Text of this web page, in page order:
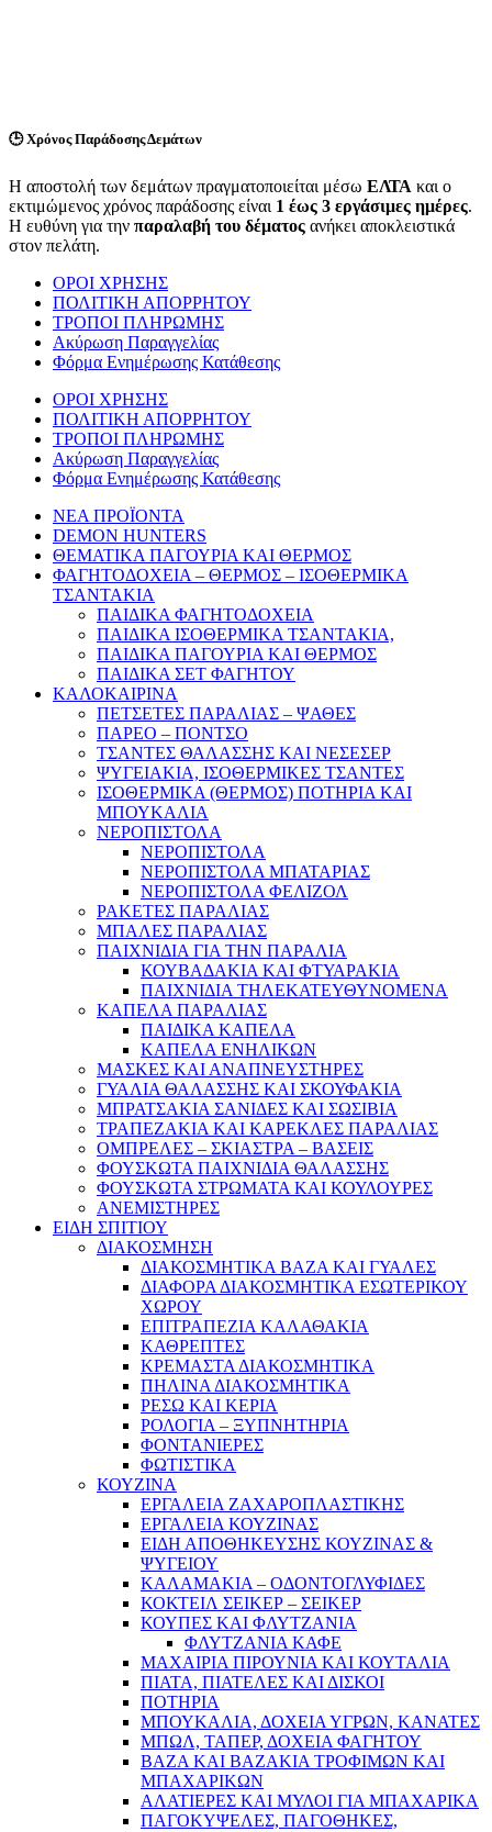
🕒Χρόνος Παράδοσης Δεμάτων
Η αποστολή των δεμάτων πραγματοποιείται μέσω ΕΛΤΑ και ο
εκτιμώμενος χρόνος παράδοσης είναι 1 έως 3 εργάσιμες ημέρες.
Η ευθύνη για την παραλαβή του δέματος ανήκει αποκλειστικά
στον πελάτη.
ΟΡΟΙ ΧΡΗΣΗΣ
ΠΟΛΙΤΙΚΗ ΑΠΟΡΡΗΤΟΥ
ΤΡΟΠΟΙ ΠΛΗΡΩΜΗΣ
Ακύρωση Παραγγελίας
Φόρμα Ενημέρωσης Κατάθεσης
ΟΡΟΙ ΧΡΗΣΗΣ
ΠΟΛΙΤΙΚΗ ΑΠΟΡΡΗΤΟΥ
ΤΡΟΠΟΙ ΠΛΗΡΩΜΗΣ
Ακύρωση Παραγγελίας
Φόρμα Ενημέρωσης Κατάθεσης
ΝΕΑ ΠΡΟΪΟΝΤΑ
DEMON HUNTERS
ΘΕΜΑΤΙΚΑ ΠΑΓΟΥΡΙΑ ΚΑΙ ΘΕΡΜΟΣ
ΦΑΓΗΤΟΔΟΧΕΙΑ – ΘΕΡΜΟΣ – ΙΣΟΘΕΡΜΙΚΑ
ΤΣΑΝΤΑΚΙΑ
ΠΑΙΔΙΚΑ ΦΑΓΗΤΟΔΟΧΕΙΑ
ΠΑΙΔΙΚΑ ΙΣΟΘΕΡΜΙΚΑ ΤΣΑΝΤΑΚΙΑ,
ΠΑΙΔΙΚΑ ΠΑΓΟΥΡΙΑ ΚΑΙ ΘΕΡΜΟΣ
ΠΑΙΔΙΚΑ ΣΕΤ ΦΑΓΗΤΟΥ
ΚΑΛΟΚΑΙΡΙΝΑ
ΠΕΤΣΕΤΕΣ ΠΑΡΑΛΙΑΣ – ΨΑΘΕΣ
ΠΑΡΕΟ – ΠΟΝΤΣΟ
ΤΣΑΝΤΕΣ ΘΑΛΑΣΣΗΣ ΚΑΙ ΝΕΣΕΣΕΡ
ΨΥΓΕΙΑΚΙΑ, ΙΣΟΘΕΡΜΙΚΕΣ ΤΣΑΝΤΕΣ
ΙΣΟΘΕΡΜΙΚΑ (ΘΕΡΜΟΣ) ΠΟΤΗΡΙΑ ΚΑΙ
ΜΠΟΥΚΑΛΙΑ
ΝΕΡΟΠΙΣΤΟΛΑ
ΝΕΡΟΠΙΣΤΟΛΑ
ΝΕΡΟΠΙΣΤΟΛΑ ΜΠΑΤΑΡΙΑΣ
ΝΕΡΟΠΙΣΤΟΛΑ ΦΕΛΙΖΟΛ
ΡΑΚΕΤΕΣ ΠΑΡΑΛΙΑΣ
ΜΠΑΛΕΣ ΠΑΡΑΛΙΑΣ
ΠΑΙΧΝΙΔΙΑ ΓΙΑ ΤΗΝ ΠΑΡΑΛΙΑ
ΚΟΥΒΑΔΑΚΙΑ ΚΑΙ ΦΤΥΑΡΑΚΙΑ
ΠΑΙΧΝΙΔΙΑ ΤΗΛΕΚΑΤΕΥΘΥΝΟΜΕΝΑ
ΚΑΠΕΛΑ ΠΑΡΑΛΙΑΣ
ΠΑΙΔΙΚΑ ΚΑΠΕΛΑ
ΚΑΠΕΛΑ ΕΝΗΛΙΚΩΝ
ΜΑΣΚΕΣ ΚΑΙ ΑΝΑΠΝΕΥΣΤΗΡΕΣ
ΓΥΑΛΙΑ ΘΑΛΑΣΣΗΣ ΚΑΙ ΣΚΟΥΦΑΚΙΑ
ΜΠΡΑΤΣΑΚΙΑ ΣΑΝΙΔΕΣ ΚΑΙ ΣΩΣΙΒΙΑ
ΤΡΑΠΕΖΑΚΙΑ ΚΑΙ ΚΑΡΕΚΛΕΣ ΠΑΡΑΛΙΑΣ
ΟΜΠΡΕΛΕΣ – ΣΚΙΑΣΤΡΑ – ΒΑΣΕΙΣ
ΦΟΥΣΚΩΤΑ ΠΑΙΧΝΙΔΙΑ ΘΑΛΑΣΣΗΣ
ΦΟΥΣΚΩΤΑ ΣΤΡΩΜΑΤΑ ΚΑΙ ΚΟΥΛΟΥΡΕΣ
ΑΝΕΜΙΣΤΗΡΕΣ
ΕΙΔΗ ΣΠΙΤΙΟΥ
ΔΙΑΚΟΣΜΗΣΗ
ΔΙΑΚΟΣΜΗΤΙΚΑ ΒΑΖΑ ΚΑΙ ΓΥΑΛΕΣ
ΔΙΑΦΟΡΑ ΔΙΑΚΟΣΜΗΤΙΚΑ ΕΣΩΤΕΡΙΚΟΥ
ΧΩΡΟΥ
ΕΠΙΤΡΑΠΕΖΙΑ ΚΑΛΑΘΑΚΙΑ
ΚΑΘΡΕΠΤΕΣ
ΚΡΕΜΑΣΤΑ ΔΙΑΚΟΣΜΗΤΙΚΑ
ΠΗΛΙΝΑ ΔΙΑΚΟΣΜΗΤΙΚΑ
ΡΕΣΩ ΚΑΙ ΚΕΡΙΑ
ΡΟΛΟΓΙΑ – ΞΥΠΝΗΤΗΡΙΑ
ΦΟΝΤΑΝΙΕΡΕΣ
ΦΩΤΙΣΤΙΚΑ
ΚΟΥΖΙΝΑ
ΕΡΓΑΛΕΙΑ ΖΑΧΑΡΟΠΛΑΣΤΙΚΗΣ
ΕΡΓΑΛΕΙΑ ΚΟΥΖΙΝΑΣ
ΕΙΔΗ ΑΠΟΘΗΚΕΥΣΗΣ ΚΟΥΖΙΝΑΣ &
ΨΥΓΕΙΟΥ
ΚΑΛΑΜΑΚΙΑ – ΟΔΟΝΤΟΓΛΥΦΙΔΕΣ
ΚΟΚΤΕΙΛ ΣΕΙΚΕΡ – ΣΕΙΚΕΡ
ΚΟΥΠΕΣ ΚΑΙ ΦΛΥΤΖΑΝΙΑ
ΦΛΥΤΖΑΝΙΑ ΚΑΦΕ
ΜΑΧΑΙΡΙΑ ΠΙΡΟΥΝΙΑ ΚΑΙ ΚΟΥΤΑΛΙΑ
ΠΙΑΤΑ, ΠΙΑΤΕΛΕΣ ΚΑΙ ΔΙΣΚΟΙ
ΠΟΤΗΡΙΑ
ΜΠΟΥΚΑΛΙΑ, ΔΟΧΕΙΑ ΥΓΡΩΝ, ΚΑΝΑΤΕΣ
ΜΠΩΛ, ΤΑΠΕΡ, ΔΟΧΕΙΑ ΦΑΓΗΤΟΥ
ΒΑΖΑ ΚΑΙ ΒΑΖΑΚΙΑ ΤΡΟΦΙΜΩΝ ΚΑΙ
ΜΠΑΧΑΡΙΚΩΝ
ΑΛΑΤΙΕΡΕΣ ΚΑΙ ΜΥΛΟΙ ΓΙΑ ΜΠΑΧΑΡΙΚΑ
ΠΑΓΟΚΥΨΕΛΕΣ, ΠΑΓΟΘΗΚΕΣ,